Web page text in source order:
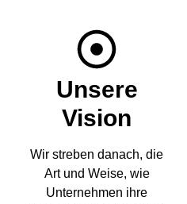
Unsere
Vision
Wir streben danach, die
Art und Weise, wie
Unternehmen ihre